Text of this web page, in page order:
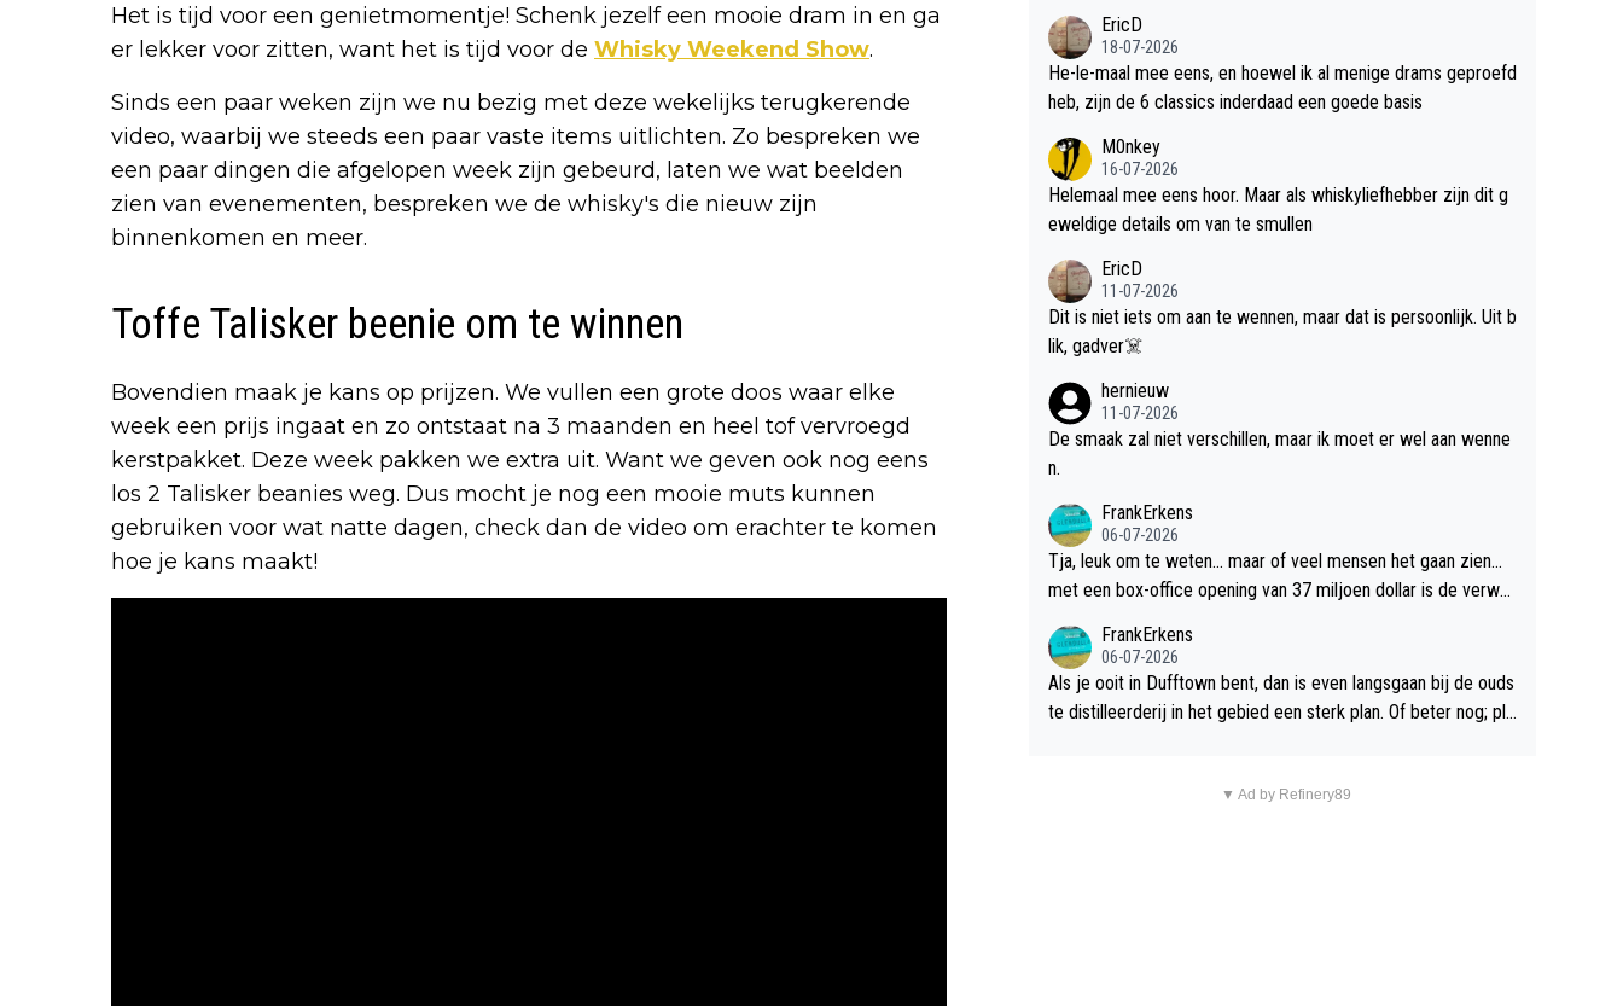
Het is tijd voor een genietmomentje! Schenk jezelf een mooie dram in en ga
er lekker voor zitten, want het is tijd voor de Whisky Weekend Show.
Sinds een paar weken zijn we nu bezig met deze wekelijks terugkerende
video, waarbij we steeds een paar vaste items uitlichten. Zo bespreken we
een paar dingen die afgelopen week zijn gebeurd, laten we wat beelden
zien van evenementen, bespreken we de whisky's die nieuw zijn
binnenkomen en meer.
Toffe Talisker beenie om te winnen
Bovendien maak je kans op prijzen. We vullen een grote doos waar elke
week een prijs ingaat en zo ontstaat na 3 maanden en heel tof vervroegd
kerstpakket. Deze week pakken we extra uit. Want we geven ook nog eens
los 2 Talisker beanies weg. Dus mocht je nog een mooie muts kunnen
gebruiken voor wat natte dagen, check dan de video om erachter te komen
hoe je kans maakt!
EricD
18-07-2026
He-le-maal mee eens, en hoewel ik al menige drams geproefd
heb, zijn de 6 classics inderdaad een goede basis
M0nkey
16-07-2026
Helemaal mee eens hoor. Maar als whiskyliefhebber zijn dit g
eweldige details om van te smullen
EricD
11-07-2026
Dit is niet iets om aan te wennen, maar dat is persoonlijk. Uit b
lik, gadver☠️
hernieuw
11-07-2026
De smaak zal niet verschillen, maar ik moet er wel aan wenne
n.
FrankErkens
06-07-2026
Tja, leuk om te weten... maar of veel mensen het gaan zien...
met een box-office opening van 37 miljoen dollar is de verwa
FrankErkens
06-07-2026
Als je ooit in Dufftown bent, dan is even langsgaan bij de ouds
te distilleerderij in het gebied een sterk plan. Of beter nog; pla
▼ Ad by Refinery89